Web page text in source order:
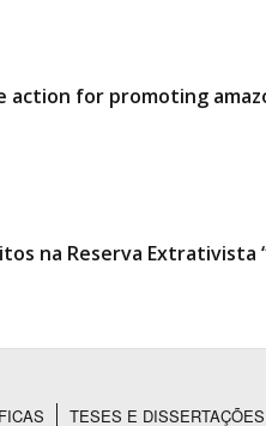
for promoting
na Reserva Extrativista
TESES E DISSERTAÇÕES